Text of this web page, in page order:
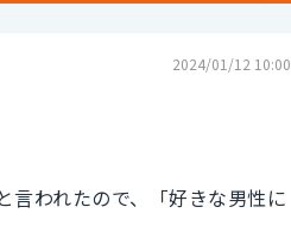
2024/01/12 10:00
言われたので、「好きな男性に